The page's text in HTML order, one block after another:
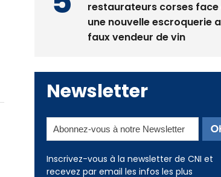
La gendarmerie alerte les
restaurateurs corses face à
Newsletter